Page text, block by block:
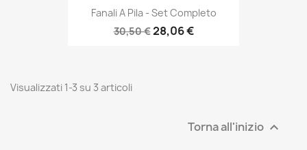
Fanali A Pila - Set Completo
30,50 €28,06 €
Visualizzati 1-3 su 3 articoli
Torna all'inizio 